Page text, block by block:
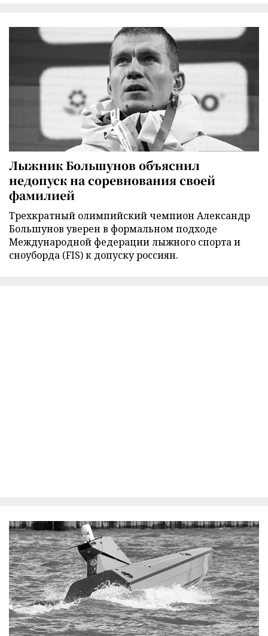
Лыжник Большунов объяснил
недопуск на соревнования своей
фамилией
Трехкратный олимпийский чемпион Александр
Большунов уверен в формальном подходе
Международной федерации лыжного спорта и
сноуборда (FIS) к допуску россиян.